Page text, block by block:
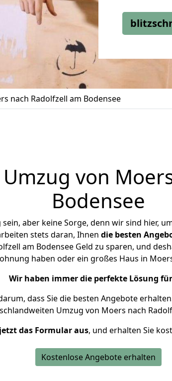
nach Radolfzell am Bodensee
von
Bodensee
aber keine Sorge, denn wir sind hier,
stets daran, Ihnen die besten
am Bodensee Geld zu sparen, und
haben oder ein großes Haus in
Wir haben immer die perfekte Lösung
dass Sie die besten Angebote
Umzug von Moers nach
das Formular aus, und erhalten Sie
Kostenlose Angebote erhalten